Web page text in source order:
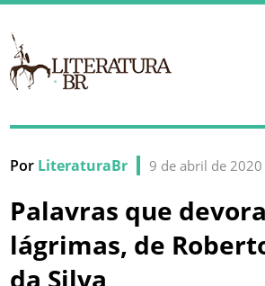
Por LiteraturaBr 9 de abril de 2020
Palavras que
lágrimas, de
da Silva